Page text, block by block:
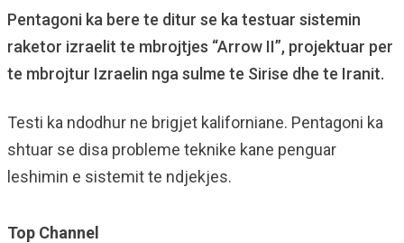
Pentagoni ka bere te ditur se ka testuar sistemin
raketor izraelit te mbrojtjes “Arrow II”, projektuar per
te mbrojtur Izraelin nga sulme te Sirise dhe te Iranit.
Testi ka ndodhur ne brigjet kaliforniane. Pentagoni ka
shtuar se disa probleme teknike kane penguar
leshimin e sistemit te ndjekjes.
Top Channel